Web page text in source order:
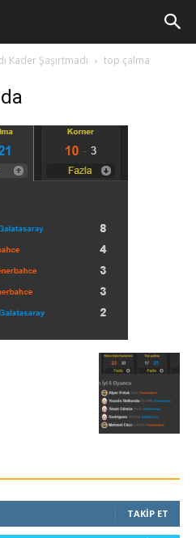
Kader Şaşırtmadı
top çalma
TAKIP ET